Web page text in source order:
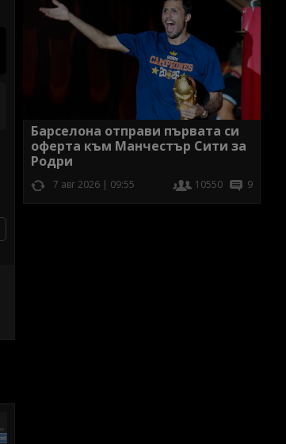
Барселона отправи първата си
оферта към Манчестър Сити за
Родри
7 авг 2026 | 09:55 10550 9